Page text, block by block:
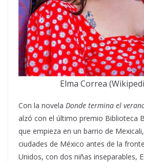
Elma Correa
Con la novela Donde termina el
alzó con el último premio Biblioteca
que empieza en un barrio de
ciudades de México antes de la
Unidos, con dos niñas inseparables,